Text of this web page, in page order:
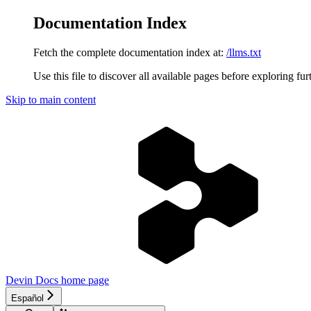
Documentation Index
Fetch the complete documentation index at: /llms.txt
Use this file to discover all available pages before exploring
Skip to main content
Devin Docs home page
Español